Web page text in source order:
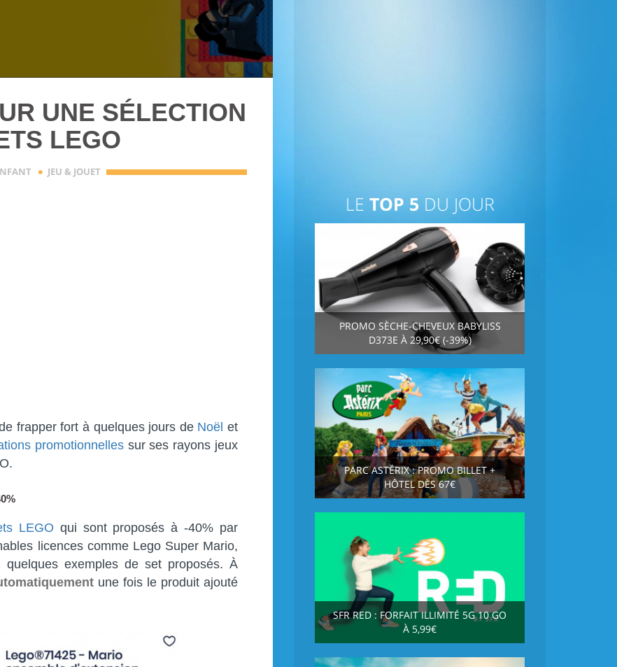
UNE SÉLECTION
LEGO
· JEU & JOUET
frapper fort à quelques jours de Noël et
promotionnellessur ses rayons jeux
LEGO qui sont proposés à -40% par
licences comme Lego Super Mario,
exemples de set proposés. À
une fois le produit ajouté
LE TOP 5 DU JOUR
PROMO SÈCHE-CHEVEUX BABYLISS
D373E À 29,90€ (-39%)
PARC ASTÉRIX : PROMO BILLET +
HÔTEL DÈS 67€
SFR RED : FORFAIT ILLIMITÉ 5G 10 GO
À 5,99€